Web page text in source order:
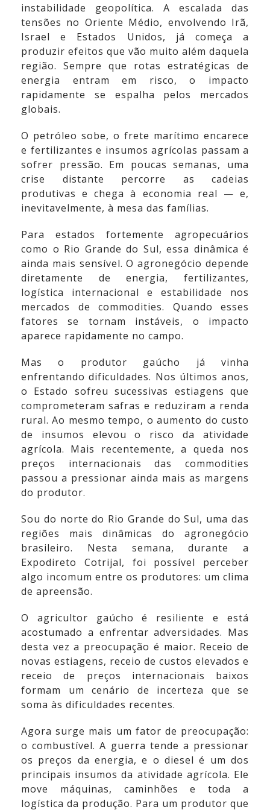
instabilidade geopolítica. A escalada das
tensões no Oriente Médio, envolvendo Irã,
Israel e Estados Unidos, já começa a
produzir efeitos que vão muito além daquela
região. Sempre que rotas estratégicas de
energia entram em risco, o impacto
rapidamente se espalha pelos mercados
globais.
O petróleo sobe, o frete marítimo encarece
e fertilizantes e insumos agrícolas passam a
sofrer pressão. Em poucas semanas, uma
crise distante percorre as cadeias
produtivas e chega à economia real — e,
inevitavelmente, à mesa das famílias.
Para estados fortemente agropecuários
como o Rio Grande do Sul, essa dinâmica é
ainda mais sensível. O agronegócio depende
diretamente de energia, fertilizantes,
logística internacional e estabilidade nos
mercados de commodities. Quando esses
fatores se tornam instáveis, o impacto
aparece rapidamente no campo.
Mas o produtor gaúcho já vinha
enfrentando dificuldades. Nos últimos anos,
o Estado sofreu sucessivas estiagens que
comprometeram safras e reduziram a renda
rural. Ao mesmo tempo, o aumento do custo
de insumos elevou o risco da atividade
agrícola. Mais recentemente, a queda nos
preços internacionais das commodities
passou a pressionar ainda mais as margens
do produtor.
Sou do norte do Rio Grande do Sul, uma das
regiões mais dinâmicas do agronegócio
brasileiro. Nesta semana, durante a
Expodireto Cotrijal, foi possível perceber
algo incomum entre os produtores: um clima
de apreensão.
O agricultor gaúcho é resiliente e está
acostumado a enfrentar adversidades. Mas
desta vez a preocupação é maior. Receio de
novas estiagens, receio de custos elevados e
receio de preços internacionais baixos
formam um cenário de incerteza que se
soma às dificuldades recentes.
Agora surge mais um fator de preocupação:
o combustível. A guerra tende a pressionar
os preços da energia, e o diesel é um dos
principais insumos da atividade agrícola. Ele
move máquinas, caminhões e toda a
logística da produção. Para um produtor que